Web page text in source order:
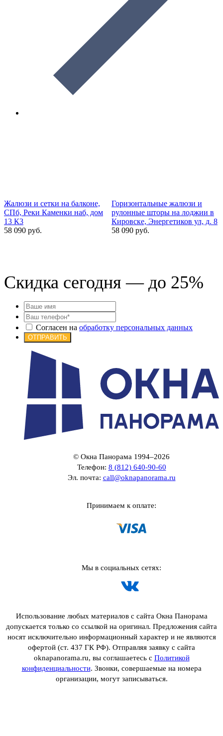
Жалюзи и сетки на балконе,
СПб, Реки Каменки наб, дом
13 К3
58 090 руб.
Горизонтальные жалюзи и
рулонные шторы на лоджии в
Кировске, Энергетиков ул, д. 8
58 090 руб.
Скидка сегодня — до 25%
Согласен на обработку персональных данных
ОТПРАВИТЬ
© Окна Панорама 1994–2026
Телефон: 8 (812) 640-90-60
Эл. почта: call@oknapanorama.ru
Принимаем к оплате:
Мы в социальных сетях:
Использование любых материалов с сайта Окна Панорама
допускается только со ссылкой на оригинал. Предложения сайта
носят исключительно информационный характер и не являются
офертой (ст. 437 ГК РФ). Отправляя заявку с сайта
oknapanorama.ru, вы соглашаетесь с Политикой
конфиденциальности. Звонки, совершаемые на номера
организации, могут записываться.